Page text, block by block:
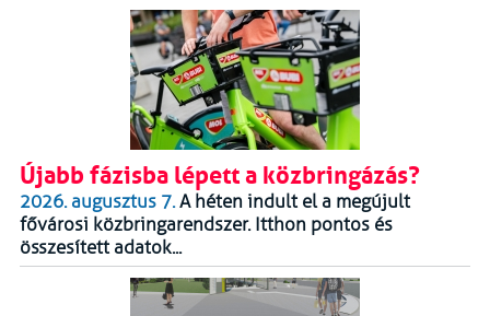
Újabb fázisba lépett a közbringázás?
2026. augusztus 7.A héten indult el a megújult
fővárosi közbringarendszer. Itthon pontos és
összesített adatok...